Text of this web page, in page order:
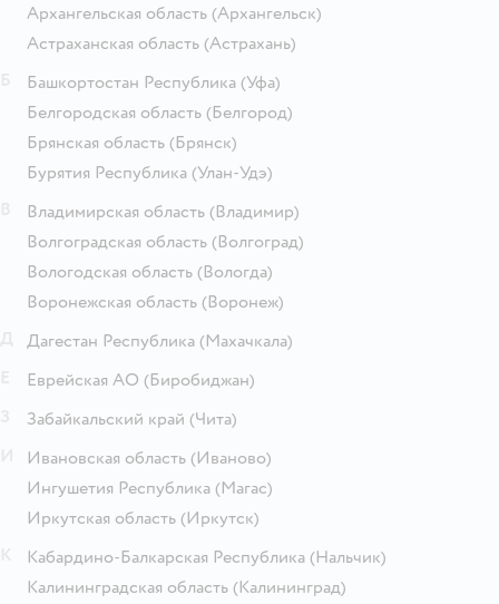
Архангельская область (Архангельск)
Астраханская область (Астрахань)
Башкортостан Республика (Уфа)
Белгородская область (Белгород)
Брянская область (Брянск)
Бурятия Республика (Улан-Удэ)
Владимирская область (Владимир)
Волгоградская область (Волгоград)
Вологодская область (Вологда)
Воронежская область (Воронеж)
Дагестан Республика (Махачкала)
Еврейская АО (Биробиджан)
Забайкальский край (Чита)
Ивановская область (Иваново)
Ингушетия Республика (Магас)
Иркутская область (Иркутск)
Кабардино-Балкарская Республика (Нальчик)
Калининградская область (Калининград)